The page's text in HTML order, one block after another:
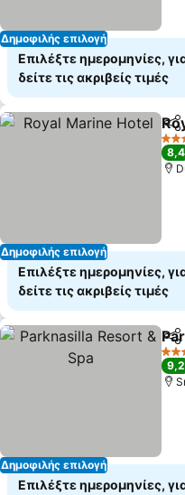
Δημοφιλής επιλογή
Επιλέξτε ημερομηνίες,
δείτε τις ακριβείς τιμές
Δημοφιλής επιλογή
4
8,4
Επιλέξτε ημερομηνίες,
δείτε τις ακριβείς τιμές
Δημοφιλής επιλογή
4
9,2
Επιλέξτε ημερομηνίες,